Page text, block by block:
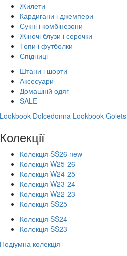
Жилети
Кардигани і джемпери
Сукні і комбінезони
Жіночі блузи і сорочки
Топи і футболки
Спідниці
Штани і шорти
Аксесуари
Домашній одяг
SALE
Lookbook Dolcedonna Lookbook Golets
Колекції
Колекція SS26 new
Колекція W25-26
Колекція W24-25
Колекція W23-24
Колекція W22-23
Колекція SS25
Колекція SS24
Колекція SS23
Подіумна колекція